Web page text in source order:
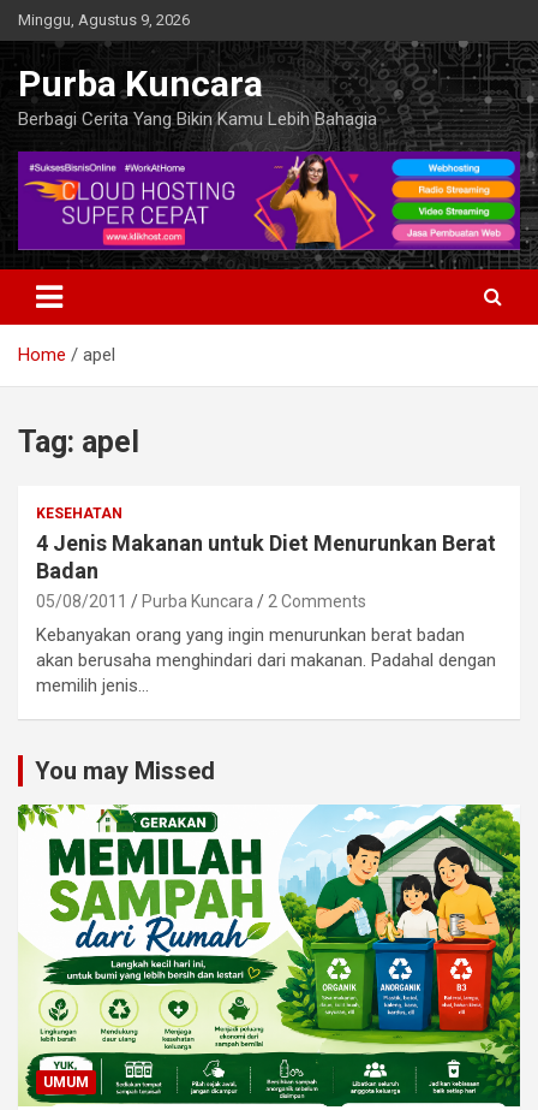
Skip
to
content
Minggu, Agustus 9, 2026
Purba Kuncara
Berbagi Cerita Yang Bikin Kamu Lebih Bahagia
Home apel
Tag: apel
KESEHATAN
4 Jenis Makanan untuk Diet Menurunkan Berat
Badan
05/08/2011 Purba Kuncara 2 Comments
Kebanyakan orang yang ingin menurunkan berat badan
akan berusaha menghindari dari makanan. Padahal dengan
memilih jenis…
You may Missed
UMUM